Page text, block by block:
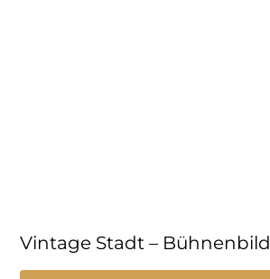
Vintage Stadt – Bühnenbild